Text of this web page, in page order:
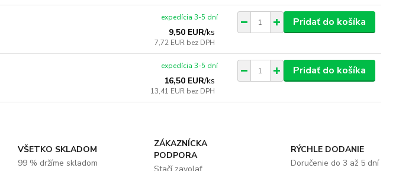
9,50 EUR/ks
7,72 EUR bez DPH
expedícia 3-5 dní Pridať do košíka
16,50 EUR/ks
13,41 EUR bez DPH
expedícia 3-5 dní Pridať do košíka
VŠETKO SKLADOM
99 % držíme skladom
ZÁKAZNÍCKA
PODPORA
RÝCHLE DODANIE
Doručenie do 3 až 5 dní